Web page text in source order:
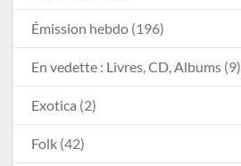
Émission hebdo (196)
En vedette : Livres, CD, Albums (9)
Exotica (2)
Folk (42)